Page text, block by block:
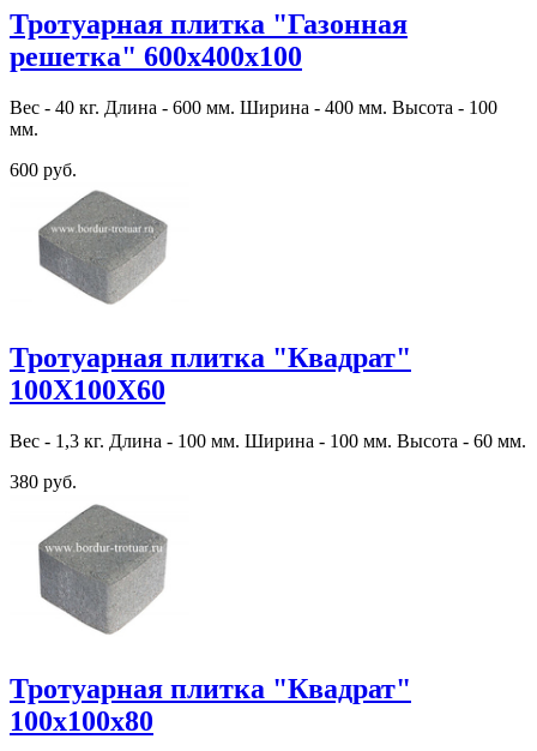
Тротуарная плитка "Газонная
решетка" 600х400х100
Вес - 40 кг. Длина - 600 мм. Ширина - 400 мм. Высота - 100
мм.
600 руб.
Тротуарная плитка "Квадрат"
100Х100Х60
Вес - 1,3 кг. Длина - 100 мм. Ширина - 100 мм. Высота - 60 мм.
380 руб.
Тротуарная плитка "Квадрат"
100х100х80